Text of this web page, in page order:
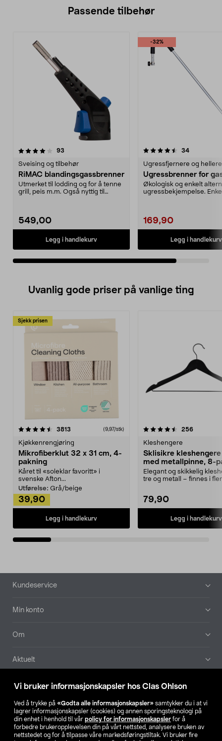
Vi bruker informasjonskapsler hos Clas Ohlson
Ved å trykke på «Godta alle informasjonskapsler» samtykker du i at vi
lagrer informasjonskapsler (cookies) og annen sporingsteknologi på
din enhet i henhold til vår policy for informasjonskapsler for å
forbedre brukeropplevelsen din på vårt nettsted, analysere bruken av
nettstedet og for å tilpasse våre markedsføringstiltak. Vi bruker fire
Passende tilbehør
93
Sveising og tilbehør
RiMAC blandingsgassbrenner
Utmerket til lodding og for å tenne
grill, peis m.m. Også nyttig til
549,00
Legg i handlekurv
-32%
4.5av 5 stjerner 34
Ugressfjernere og
Ugressbrenner for
Økologisk og enkelt
ugressbekjempelse.
169,90
Legg i handlekurv
Uvanlig gode priser på vanlige ting
Sjekk prisen
3813 anmeldelser(9,97/stk)
Kjøkkenrengjøring
Mikrofiberklut 32 x 31 cm, 4-
pakning
Kåret til «soleklar favoritt» i
svenske Afton...
Utførelse: Grå/beige
39,90
Legg i handlekurv
4.5av 5 stjerner 256
Kleshengere
Sklisikre
med metallpinne, 8-
Elegant og skikkelig
tre og metall – finnes i
79,90
Legg i handlekurv
4.5av 5 stjerner
Bunntekst
Kundeservice
Min konto
Om
Aktuelt
Våre selskaper
Finn din butikk
SE NO FI